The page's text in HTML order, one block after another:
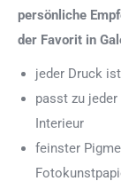
persönliche
der Favorit in
jeder Druck
passt zu
Interieur
feinster